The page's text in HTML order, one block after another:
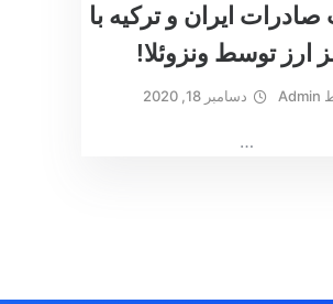
ایران و ترکیه با
ارز توسط ونزوئلا!
Admin دسامبر 18, 2020
…